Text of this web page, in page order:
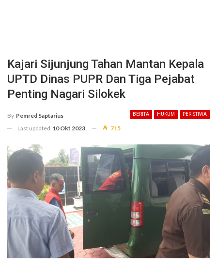
Kajari Sijunjung Tahan Mantan Kepala
UPTD Dinas PUPR Dan Tiga Pejabat
Penting Nagari Silokek
BERITA HUKUM PERISTIWA
By Pemred Saptarius
Last updated 10 Okt 2023 715